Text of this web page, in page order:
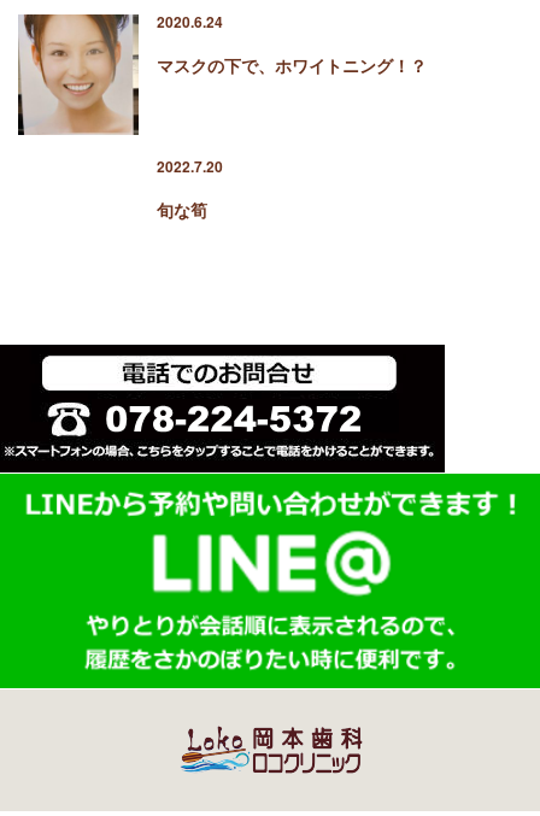
2020.6.24
マスクの下で、ホワイトニング！？
2022.7.20
旬な筍